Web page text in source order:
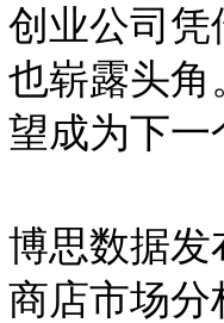
创业公司凭
也崭露头角
望成为下一
博思数据发
商店市场分